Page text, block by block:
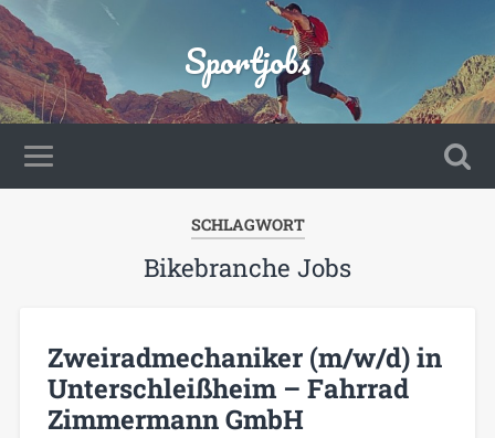
Sportjobs
SCHLAGWORT
Bikebranche Jobs
Zweiradmechaniker (m/w/d) in
Unterschleißheim – Fahrrad
Zimmermann GmbH